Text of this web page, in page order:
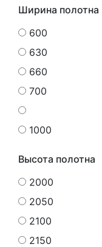
Ширина полотна
600
630
660
700
1000
Высота полотна
2000
2050
2100
2150